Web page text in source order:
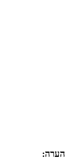
הערה: